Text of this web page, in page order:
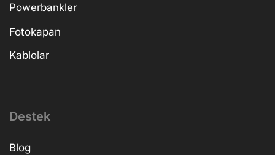
Powerbankler
Fotokapan
Kablolar
Destek
Blog